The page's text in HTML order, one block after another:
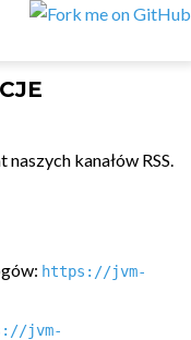
kanałów RSS.
https://jvm-
jvm-